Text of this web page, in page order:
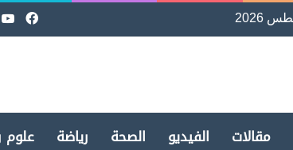
مقالات الفيديو الصحة رياضة علوم